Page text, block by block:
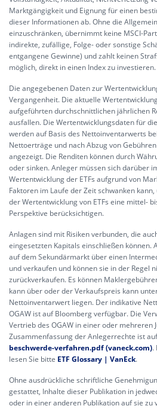
Marktgängigkeit und Eignung für einen
dieser Informationen ab. Ohne die
einzuschränken, übernimmt keine MSCI-
indirekte, zufällige, Folge- oder sonstige
entgangene Gewinne) und zahlt keinen
möglich, direkt in einen Index zu investieren.
Die angegebenen Daten zur
Vergangenheit. Die aktuelle
aufgeführten durchschnittlichen jährlichen
ausfallen. Die Wertentwicklungsdaten für
werden auf Basis des Nettoinventarwerts
Nettoerträge und nach Abzug von
angezeigt. Die Renditen können durch
oder sinken. Anleger müssen sich darüber
Wertentwicklung der ETFs aufgrund von
Faktoren im Laufe der Zeit schwanken
der Wertentwicklung von ETFs eine mittel-
Perspektive berücksichtigen.
Anlagen sind mit Risiken verbunden, die
eingesetzten Kapitals einschließen können.
auf dem Sekundärmarkt über einen
und verkaufen und können sie in der Regel
zurückverkaufen. Es können
kann über oder der Verkaufspreis kann
Nettoinventarwert liegen. Der indikative
OGAW ist auf Bloomberg verfügbar. Die
Vertrieb des OGAW in einer oder mehreren
Zusammenfassung der Anlegerrechte ist
beschwerde-verfahren.pdf (vaneck.com).
lesen Sie bitte ETF Glossary | VanEck.
Ohne ausdrückliche schriftliche
gestattet, Inhalte dieser Publikation in
oder in einer anderen Publikation auf sie zu